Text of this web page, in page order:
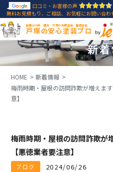
口コミ・お客様の声
無料お見積もり、ご相談、お気軽にお問い合わ
創業1971年、横浜・戸塚の外壁塗装・屋根塗装
戸塚の安心塗装プロ
新
HOME
新着情報
梅雨時期・屋根の訪問詐欺が増えま
意】
梅雨時期・屋根の訪問詐欺が
【悪徳業者要注意】
ブログ 2024/06/26